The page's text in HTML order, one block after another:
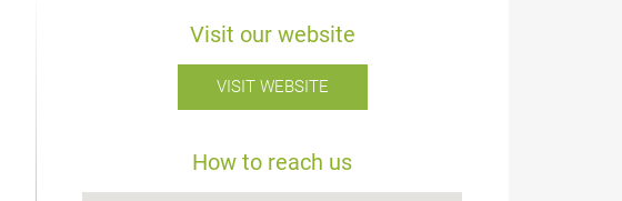
Visit our website
VISIT WEBSITE
How to reach us